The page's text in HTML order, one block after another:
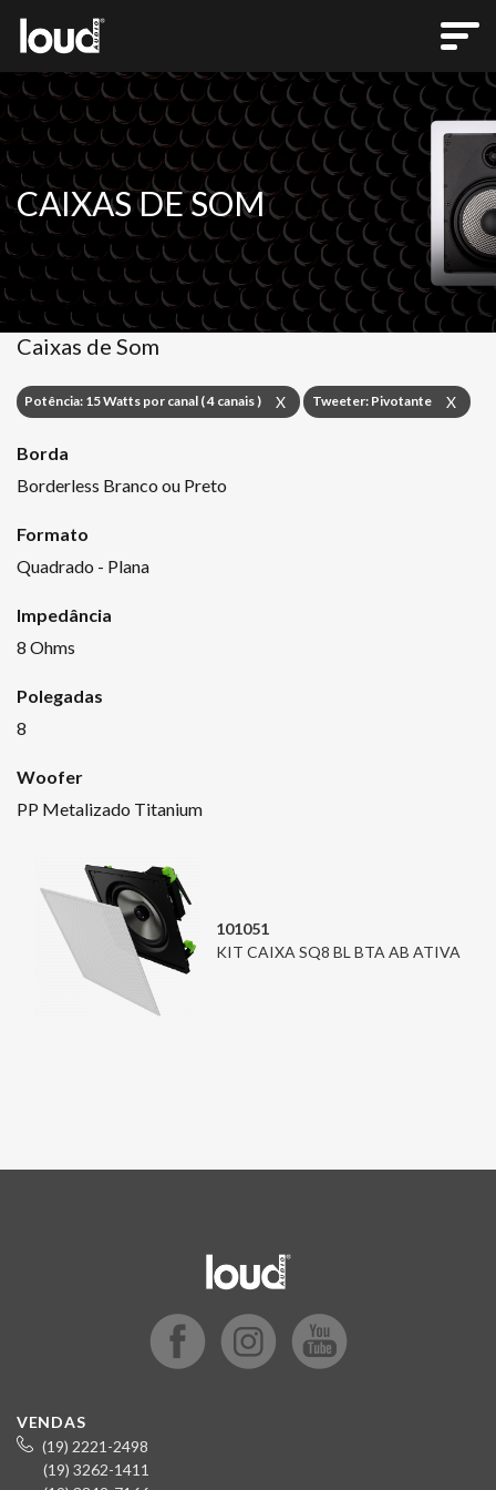
CAIXAS DE SOM
Caixas de Som
Potência: 15 Watts por canal ( 4 canais ) X Tweeter: Pivotante X
Borda
Borderless Branco ou Preto
Formato
Quadrado - Plana
Impedância
8 Ohms
Polegadas
8
Woofer
PP Metalizado Titanium
101051
KIT CAIXA SQ8 BL BTA AB ATIVA
VENDAS
(19) 2221-2498
(19) 3262-1411